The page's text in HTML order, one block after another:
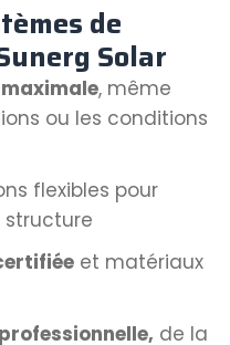
de
Solar
, même
ou les conditions
flexibles pour
et matériaux
de la